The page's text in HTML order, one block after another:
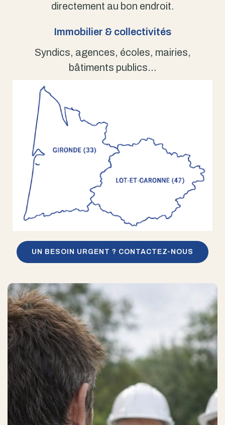
directement au bon endroit.
Immobilier & collectivités
Syndics, agences, écoles, mairies,
bâtiments publics…
UN BESOIN URGENT ? CONTACTEZ-NOUS